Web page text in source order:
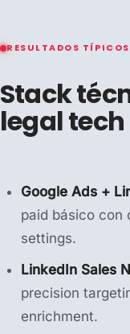
RESULTADOS TÍPICOS
Stack
legal tech
Google Ads +
paid básico con
settings.
LinkedIn Sales
precision
enrichment.